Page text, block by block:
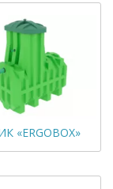
«ERGOBOX»